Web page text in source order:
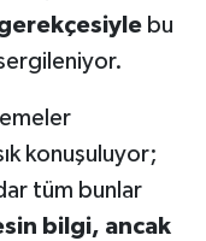
bu
konuşuluyor;
tüm bunlar
bilgi, ancak